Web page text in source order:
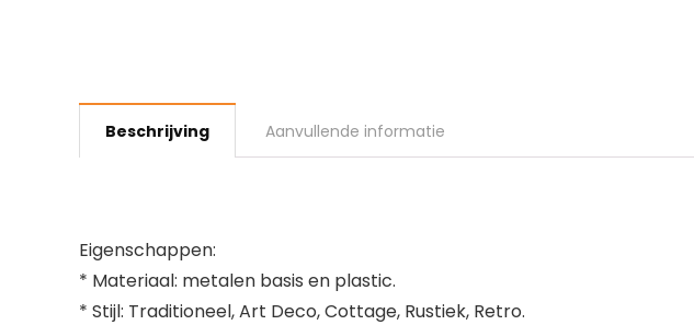
Beschrijving Aanvullende informatie
Eigenschappen:
* Materiaal: metalen basis en plastic.
* Stijl: Traditioneel, Art Deco, Cottage, Rustiek, Retro.